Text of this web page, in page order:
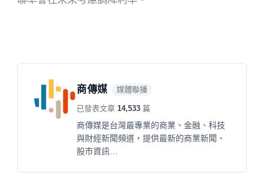
商傳媒 媒體聯播
已發表文章 14,533 篇
商傳媒是台灣最專業的商業、金融、科技
與財經新聞頻道，提供最新的商業新聞、
股市資訊…